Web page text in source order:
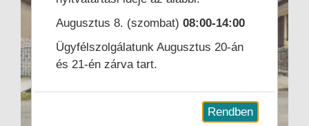
Augusztus 8. (szombat) 08:00-14:00
Ügyfélszolgálatunk Augusztus 20-án
és 21-én zárva tart.
Rendben